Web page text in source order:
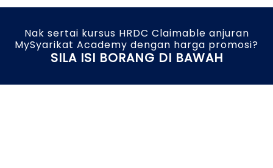
Nak sertai kursus HRDC Claimable anjuran
MySyarikat Academy dengan harga promosi?
SILA ISI BORANG DI BAWAH